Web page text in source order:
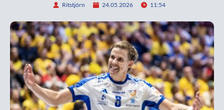
Ritstjórn 24.05.2026 11:54